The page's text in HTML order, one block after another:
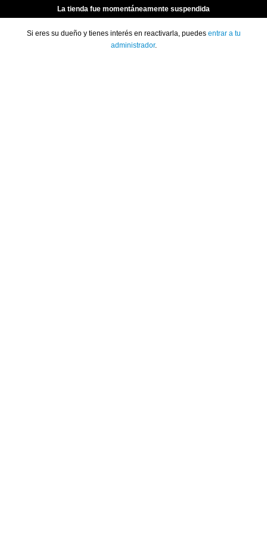
La tienda fue momentáneamente suspendida
Si eres su dueño y tienes interés en reactivarla, puedes entrar a tu
administrador.